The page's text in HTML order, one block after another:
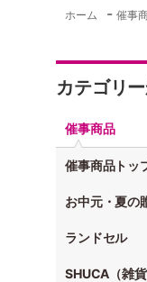
ホーム -催事
カテゴリ
催事商品
催事商品トッ
お中元・夏の
ランドセル
SHUCA（雑貨